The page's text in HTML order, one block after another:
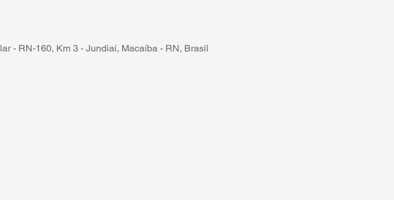
- RN-160, Km 3 - Jundiaí, Macaíba - RN, Brasil